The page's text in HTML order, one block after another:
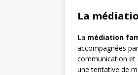
La
La médiation
accompagnées
communication et
une tentative de